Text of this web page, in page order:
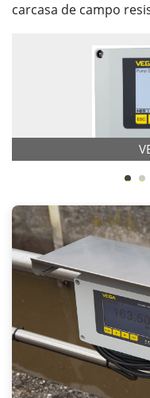
carcasa de campo